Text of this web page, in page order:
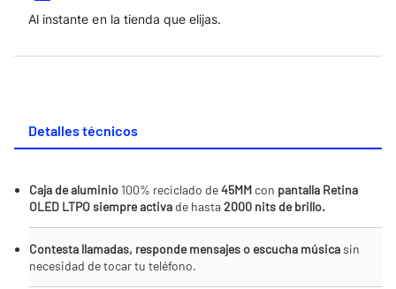
Al instante en la tienda que elijas.
Detalles técnicos
Caja de aluminio100% reciclado de45MM con pantalla Retina
OLED LTPO siempre activa de hasta2000 nits de brillo.
Contesta llamadas, responde mensajes o escucha músicasin
necesidad de tocar tu teléfono.